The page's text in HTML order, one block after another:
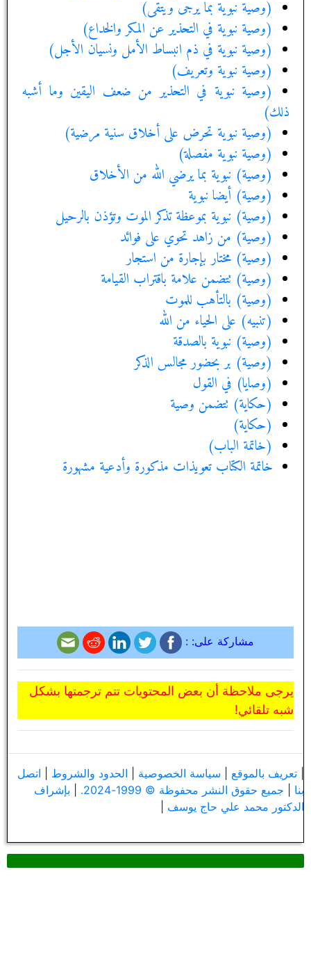
(وصية نبوية بما يرجى ويتقى)
(وصية نبوية في التحذير عن المكر والخداع)
(وصية نبوية في ذم انبساط الأمل ونسيان الأجل)
(وصية نبوية وتعريف)
(وصية نبوية في التحذير من ضعف اليقين وما أشبه
ذلك)
(وصية نبوية تحرض على أخلاق سنية مرضية)
(وصية نبوية مفصلة)
(وصية) نبوية بما يرضي الله من الأخلاق‏
(وصية) أيضا نبوية
(وصية) نبوية بموعظة تذكر الموت وتؤذن بالرحيل‏
(وصية) من زاهد تحوي على فوائد
(وصية) مختار بإجارة من استجار
(وصية) تتضمن علامة باقتراب القيامة
(وصية) بالتأهب للموت‏
(تنبيه) على الحياء من الله‏
(وصية) نبوية بالصدقة
(وصية) بر بحضور مجالس الذكر
(وصايا) في القول‏
(حكاية) تتضمن وصية
(حكاية)
(خاتمة الباب)
خاتمة الكتاب تعويذات مذكورة وأدعية مشهورة
مشاركة على: :
يرجى ملاحظة أن بعض المحتويات تتم ترجمتها بشكل
شبه تلقائي!
تعريف بالموقع سياسة الخصوصية الحدود والشروط
اتصل
بنا
جميع حقوق النشر محفوظة © 1999-2024.
بإشراف
الدكتور محمد علي حاج يوسف